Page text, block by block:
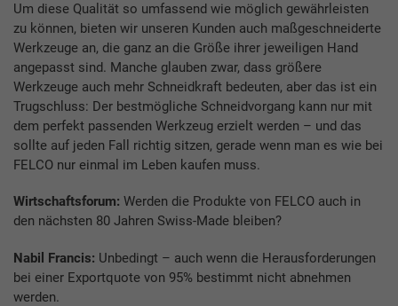
Um diese Qualität so umfassend wie möglich gewährleisten
zu können, bieten wir unseren Kunden auch maßgeschneiderte
Werkzeuge an, die ganz an die Größe ihrer jeweiligen Hand
angepasst sind. Manche glauben zwar, dass größere
Werkzeuge auch mehr Schneidkraft bedeuten, aber das ist ein
Trugschluss: Der bestmögliche Schneidvorgang kann nur mit
dem perfekt passenden Werkzeug erzielt werden – und das
sollte auf jeden Fall richtig sitzen, gerade wenn man es wie bei
FELCO nur einmal im Leben kaufen muss.
Wirtschaftsforum: Werden die Produkte von FELCO auch in
den nächsten 80 Jahren Swiss-Made bleiben?
Nabil Francis: Unbedingt – auch wenn die Herausforderungen
bei einer Exportquote von 95% bestimmt nicht abnehmen
werden.